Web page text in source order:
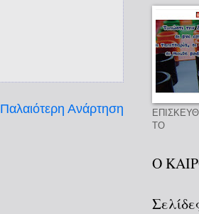
Παλαιότερη Ανάρτηση
ΤΟ
Ο